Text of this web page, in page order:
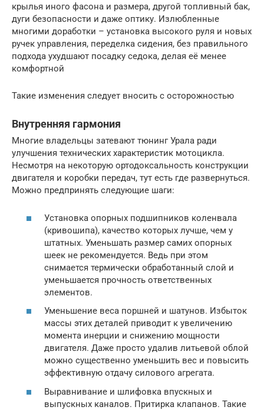
крылья иного фасона и размера, другой топливный бак,
дуги безопасности и даже оптику. Излюбленные
многими доработки – установка высокого руля и новых
ручек управления, переделка сидения, без правильного
подхода ухудшают посадку седока, делая её менее
комфортной
Такие изменения следует вносить с осторожностью
Внутренняя гармония
Многие владельцы затевают тюнинг Урала ради
улучшения технических характеристик мотоцикла.
Несмотря на некоторую ортодоксальность конструкции
двигателя и коробки передач, тут есть где развернуться.
Можно предпринять следующие шаги:
Установка опорных подшипников коленвала
(кривошипа), качество которых лучше, чем у
штатных. Уменьшать размер самих опорных
шеек не рекомендуется. Ведь при этом
снимается термически обработанный слой и
уменьшается прочность ответственных
элементов.
Уменьшение веса поршней и шатунов. Избыток
массы этих деталей приводит к увеличению
момента инерции и снижению мощности
двигателя. Даже просто удалив литьевой облой
можно существенно уменьшить вес и повысить
эффективную отдачу силового агрегата.
Выравнивание и шлифовка впускных и
выпускных каналов. Притирка клапанов. Такие